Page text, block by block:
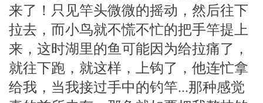
来了！只见竿头微微的摇动，然后往下
拉去，而小鸟就不慌不忙的把手竿提上
来，这时湖里的鱼可能因为给拉痛了，
就往下跑，就这样，上钩了，他连忙拿
给我，当我接过手中的钓竿...那种感觉